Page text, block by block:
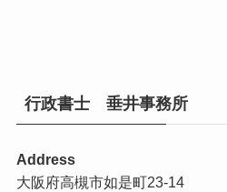
行政書士 垂井事務所
Address
大阪府高槻市如是町23-14